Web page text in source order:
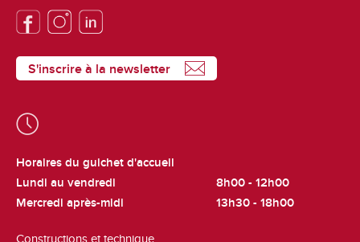
S'inscrire à la newsletter
Horaires du guichet d'accueil
Lundi au vendredi
8h00 - 12h00
Mercredi après-midi
13h30 - 18h00
Constructions et technique